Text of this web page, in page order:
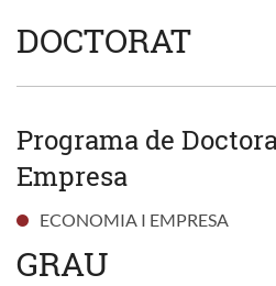
DOCTORAT
Programa de
Empresa
ECONOMIA I EMPRESA
GRAU